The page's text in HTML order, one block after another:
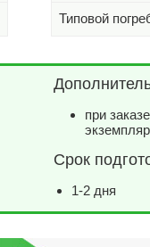
Типовой
при
Срок
1-2 дня